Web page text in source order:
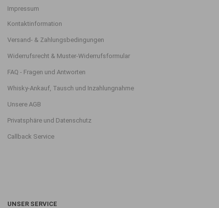
Impressum
Kontaktinformation
Versand- & Zahlungsbedingungen
Widerrufsrecht & Muster-Widerrufsformular
FAQ - Fragen und Antworten
Whisky-Ankauf, Tausch und Inzahlungnahme
Unsere AGB
Privatsphäre und Datenschutz
Callback Service
UNSER SERVICE